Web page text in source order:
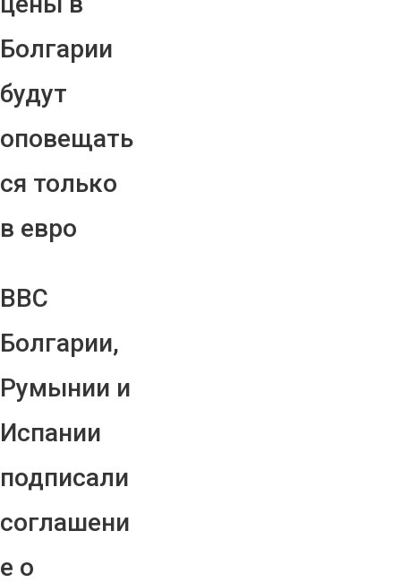
Болгарии
будут
оповещать
ся только
в евро
ВВС
Болгарии,
Румынии и
Испании
подписали
соглашени
е о